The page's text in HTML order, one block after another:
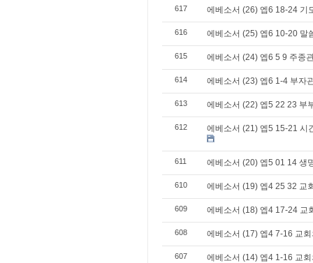
617 에베소서 (26) 엡6 18-24 기
616 에베소서 (25) 엡6 10-20 말
615 에베소서 (24) 엡6 5 9 주종
614 에베소서 (23) 엡6 1-4 부자
613 에베소서 (22) 엡5 22 23 부
612 에베소서 (21) 엡5 15-21 시
611 에베소서 (20) 엡5 01 14 생
610 에베소서 (19) 엡4 25 32 교
609 에베소서 (18) 엡4 17-24 교
608 에베소서 (17) 엡4 7-16 교
607 에베소서 (14) 엡4 1-16 교